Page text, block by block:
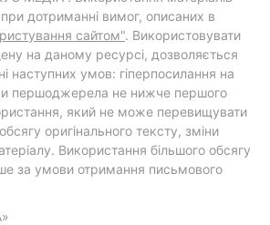
дотриманні вимог, описаних в
сайтом". Використовувати
на даному ресурсі, дозволяється
наступних умов: гіперпосилання на
першоджерела не нижче першого
який не може перевищувати
оригінального тексту, зміни
Використання більшого обсягу
за умови отримання письмового